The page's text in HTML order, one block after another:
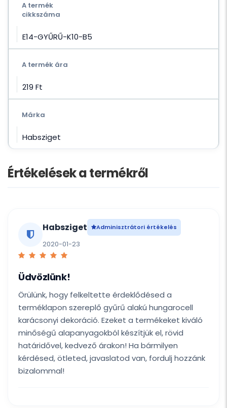
A termék
cikkszáma
E14-GYŰRŰ-K10-B5
A termék ára
219 Ft‎
Márka
Habsziget
Értékelések a termékről
Habsziget Adminisztrátori értékelés
2020-01-23
Üdvözlünk!
Örülünk, hogy felkeltette érdeklődésed a
terméklapon szereplő gyűrű alakú hungarocell
karácsonyi dekoráció. Ezeket a termékeket kiváló
minőségű alapanyagokból készítjük el, rövid
határidővel, kedvező árakon! Ha bármilyen
kérdésed, ötleted, javaslatod van, fordulj hozzánk
bizalommal!